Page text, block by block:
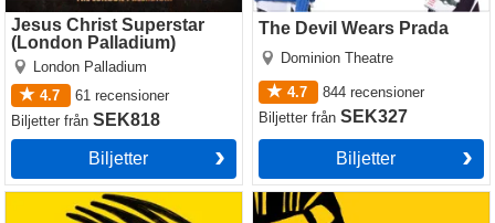
Jesus Christ Superstar
(London Palladium)
London Palladium
4.7
61 recensioner
BiljetterfrånSEK818
Biljetter
The Devil Wears Prada
Dominion Theatre
4.7 844 recensioner
BiljetterfrånSEK327
Biljetter
Operation Mincemeat The Lion King